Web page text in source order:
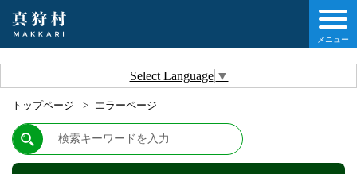
Select Language ▼
メニュー
トップページ エラーページ
の情報
報
について